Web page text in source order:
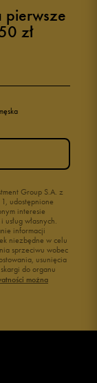
0%
0%
zł
Group S.A. z
udostępnione
interesie
własnych.
informacji
niezbędne w celu
sprzeciwu wobec
usunięcia
do organu
można